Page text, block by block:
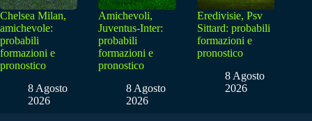
Chelsea Milan,
amichevole:
probabili
formazioni e
pronostico
8 Agosto
2026
Amichevoli,
Juventus-Inter:
probabili
formazioni e
pronostico
8 Agosto
2026
Eredivisie, Psv
Sittard: probabili
formazioni e
pronostico
8 Agosto
2026